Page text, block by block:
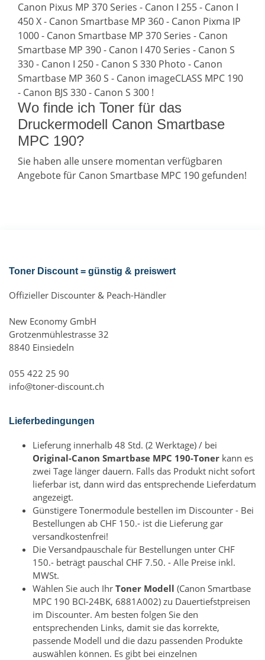
Canon Pixus MP 370 Series - Canon I 255 - Canon I
450 X - Canon Smartbase MP 360 - Canon Pixma IP
1000 - Canon Smartbase MP 370 Series - Canon
Smartbase MP 390 - Canon I 470 Series - Canon S
330 - Canon I 250 - Canon S 330 Photo - Canon
Smartbase MP 360 S - Canon imageCLASS MPC 190
- Canon BJS 330 - Canon S 300 !
Wo finde ich Toner für das
Druckermodell Canon Smartbase
MPC 190?
Sie haben alle unsere momentan verfügbaren
Angebote für Canon Smartbase MPC 190 gefunden!
Toner Discount = günstig & preiswert
Offizieller Discounter & Peach-Händler
New Economy GmbH
Grotzenmühlestrasse 32
8840 Einsiedeln
055 422 25 90
info@toner-discount.ch
Lieferbedingungen
Lieferung innerhalb 48 Std. (2 Werktage) / bei
Original-Canon Smartbase MPC 190-Toner kann es
zwei Tage länger dauern. Falls das Produkt nicht sofort
lieferbar ist, dann wird das entsprechende Lieferdatum
angezeigt.
Günstigere Tonermodule bestellen im Discounter - Bei
Bestellungen ab CHF 150.- ist die Lieferung gar
versandkostenfrei!
Die Versandpauschale für Bestellungen unter CHF
150.- beträgt pauschal CHF 7.50. - Alle Preise inkl.
MWSt.
Wählen Sie auch Ihr Toner Modell (Canon Smartbase
MPC 190 BCI-24BK, 6881A002) zu Dauertiefstpreisen
im Discounter. Am besten folgen Sie den
entsprechenden Links, damit sie das korrekte,
passende Modell und die dazu passenden Produkte
auswählen können. Es gibt bei einzelnen